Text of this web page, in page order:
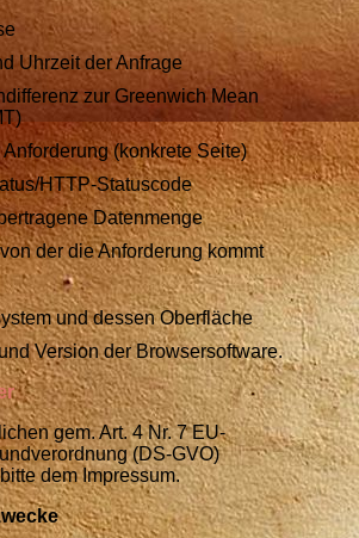
Uhrzeit der Anfrage
zur Greenwich Mean
Anforderung (konkrete Seite)
HTTP-Statuscode
Datenmenge
der die Anforderung kommt
und dessen Oberfläche
Version der Browsersoftware.
gem. Art. 4 Nr. 7 EU-
(DS-GVO)
dem Impressum.